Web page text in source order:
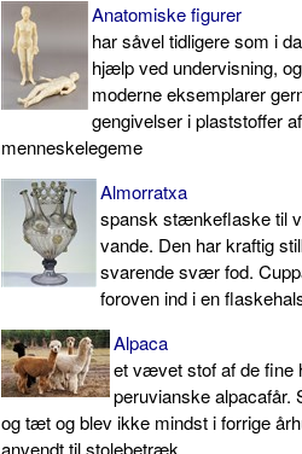
Anatomiske figurer
har såvel tidligere som i
hjælp ved undervisning,
moderne eksemplarer
gengivelser i plaststoffer af
menneskelegeme
Almorratxa
spansk stænkeflaske til
vande. Den har kraftig
svarende svær fod.
foroven ind i en
Alpaca
et vævet stof af de fine
peruvianske alpacafår.
og tæt og blev ikke mindst i forrige
anvendt til stolebetræk